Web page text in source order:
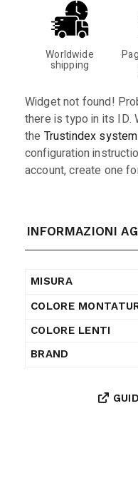
Worldwide
shipping
Widget not found!
there is typo in its ID.
the Trustindex system
configuration
account, create one
INFORMAZIONI
MISURA
COLORE
COLORE LENTI
BRAND